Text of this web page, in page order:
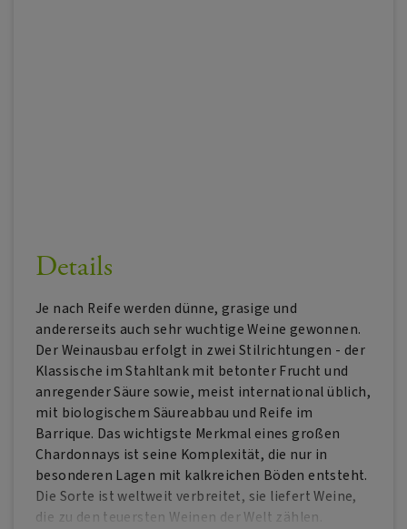
Details
Je nach Reife werden dünne, grasige und
andererseits auch sehr wuchtige Weine gewonnen.
Der Weinausbau erfolgt in zwei Stilrichtungen - der
Klassische im Stahltank mit betonter Frucht und
anregender Säure sowie, meist international üblich,
mit biologischem Säureabbau und Reife im
Barrique. Das wichtigste Merkmal eines großen
Chardonnays ist seine Komplexität, die nur in
besonderen Lagen mit kalkreichen Böden entsteht.
Die Sorte ist weltweit verbreitet, sie liefert Weine,
die zu den teuersten Weinen der Welt zählen.